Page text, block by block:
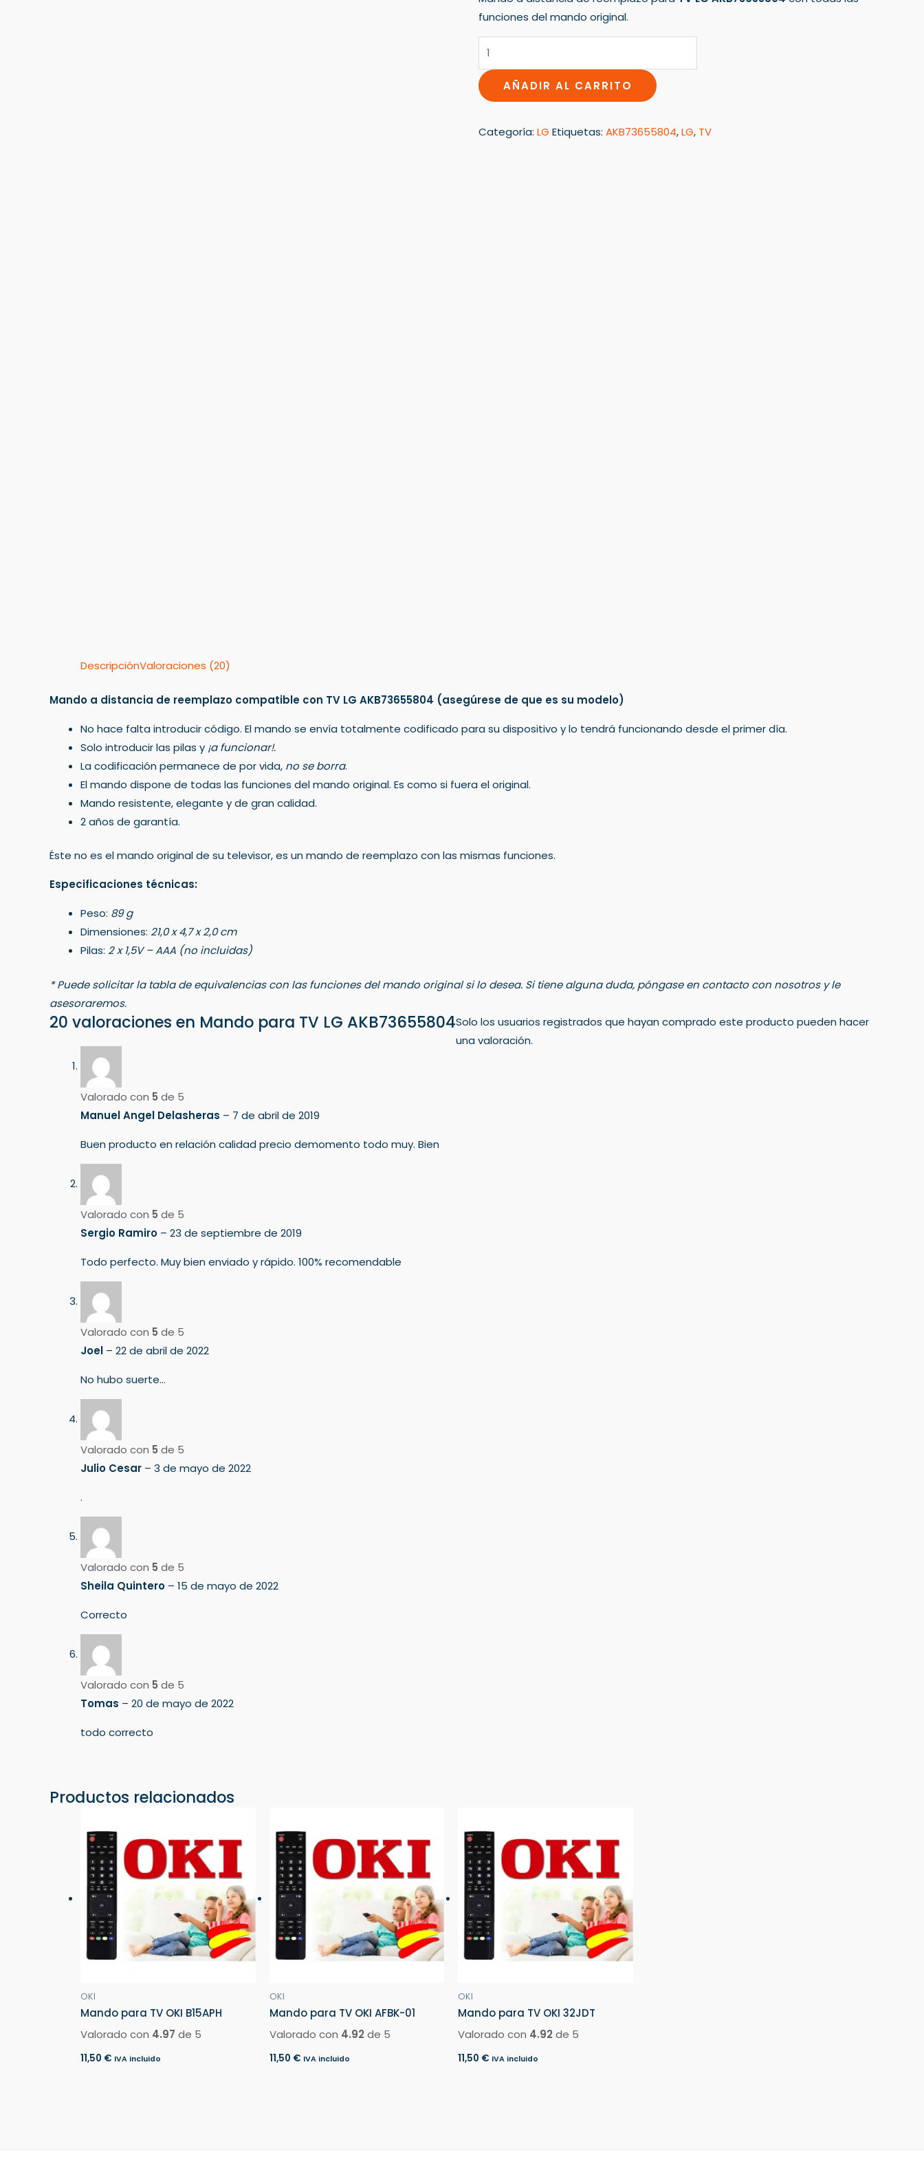
funciones del mando original.
AÑADIR AL CARRITO
Categoría: LG Etiquetas: AKB73655804,LG, TV
DescripciónValoraciones (20)
Mando a distancia de reemplazo compatible con TV LG AKB73655804 (asegúrese de que es su modelo)
No hace falta introducir código. El mando se envía totalmente codificado para su dispositivo y lo tendrá funcionando desde el primer día.
Solo introducir las pilas y ¡a funcionar!.
La codificación permanece de por vida, no se borra.
El mando dispone de todas las funciones del mando original. Es como si fuera el original.
Mando resistente, elegante y de gran calidad.
2 años de garantía.
Éste no es el mando original de su televisor, es un mando de reemplazo con las mismas funciones.
Especificaciones técnicas:
Peso: 89 g
Dimensiones: 21,0 x 4,7 x 2,0 cm
Pilas: 2 x 1,5V – AAA (no incluidas)
* Puede solicitar la tabla de equivalencias con las funciones del mando original si lo desea. Si tiene alguna duda, póngase en contacto con nosotros y le
asesoraremos.
20 valoraciones en Mando para TV LG AKB73655804
Valorado con 5 de 5
Manuel Angel Delasheras – 7 de abril de 2019
Buen producto en relación calidad precio demomento todo muy. Bien
Valorado con 5 de 5
Sergio Ramiro – 23 de septiembre de 2019
Todo perfecto. Muy bien enviado y rápido. 100% recomendable
Valorado con 5 de 5
Joel – 22 de abril de 2022
No hubo suerte…
Valorado con 5 de 5
Julio Cesar – 3 de mayo de 2022
.
Valorado con 5 de 5
Sheila Quintero – 15 de mayo de 2022
Correcto
Valorado con 5 de 5
Tomas – 20 de mayo de 2022
todo correcto
Solo los usuarios registrados que hayan comprado este producto pueden hacer
una valoración.
Productos relacionados
OKI
Mando para TV OKI B15APH
Valorado con 4.97 de 5
11,50 € IVA incluido
OKI
Mando para TV OKI AFBK-01
Valorado con 4.92 de 5
11,50 € IVA incluido
OKI
Mando para TV OKI 32JDT
Valorado con 4.92 de 5
11,50 € IVA incluido